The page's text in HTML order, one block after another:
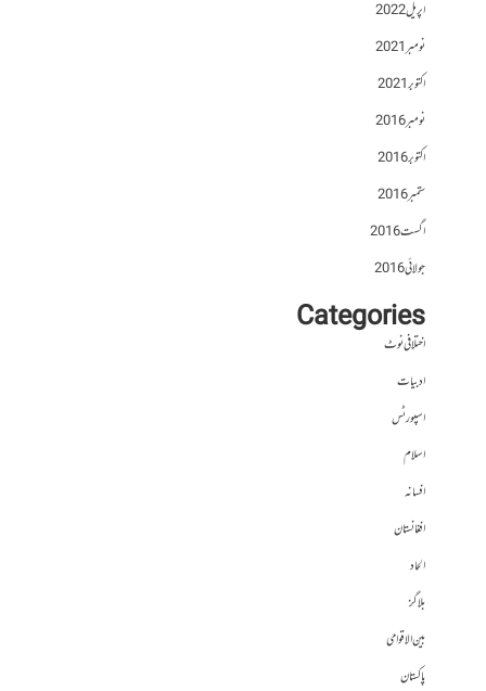
اپریل 2022
نومبر 2021
اکتوبر 2021
نومبر 2016
اکتوبر 2016
ستمبر 2016
اگست 2016
جولائی 2016
Categories
اختلافی نوٹ
ادبیات
اسپورٹس
اسلام
افسانہ
افغانستان
الحاد
بلاگز
بین الاقوامی
پاکستان